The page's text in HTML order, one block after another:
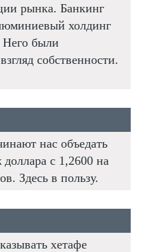
рынка. Банкинг
холдинг
Него были
собственности.
нас объедать
с 1,2600 на
Здесь в пользу.
хетафе